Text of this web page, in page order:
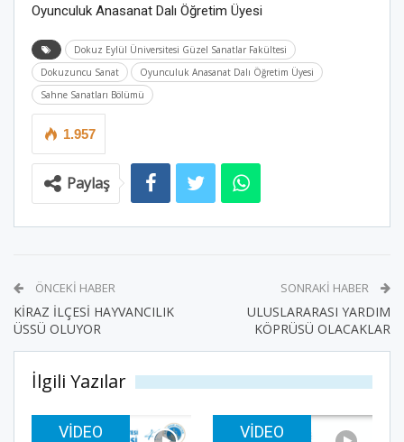
Oyunculuk Anasanat Dalı Öğretim Üyesi
Dokuz Eylül Üniversitesi Güzel Sanatlar Fakültesi
Dokuzuncu Sanat
Oyunculuk Anasanat Dalı Öğretim Üyesi
Sahne Sanatları Bölümü
1.957
Paylaş
ÖNCEKI HABER
KİRAZ İLÇESİ HAYVANCILIK
ÜSSÜ OLUYOR
SONRAKI HABER
ULUSLARARASI YARDIM
KÖPRÜSÜ OLACAKLAR
İlgili Yazılar
VIDEO VIDEO